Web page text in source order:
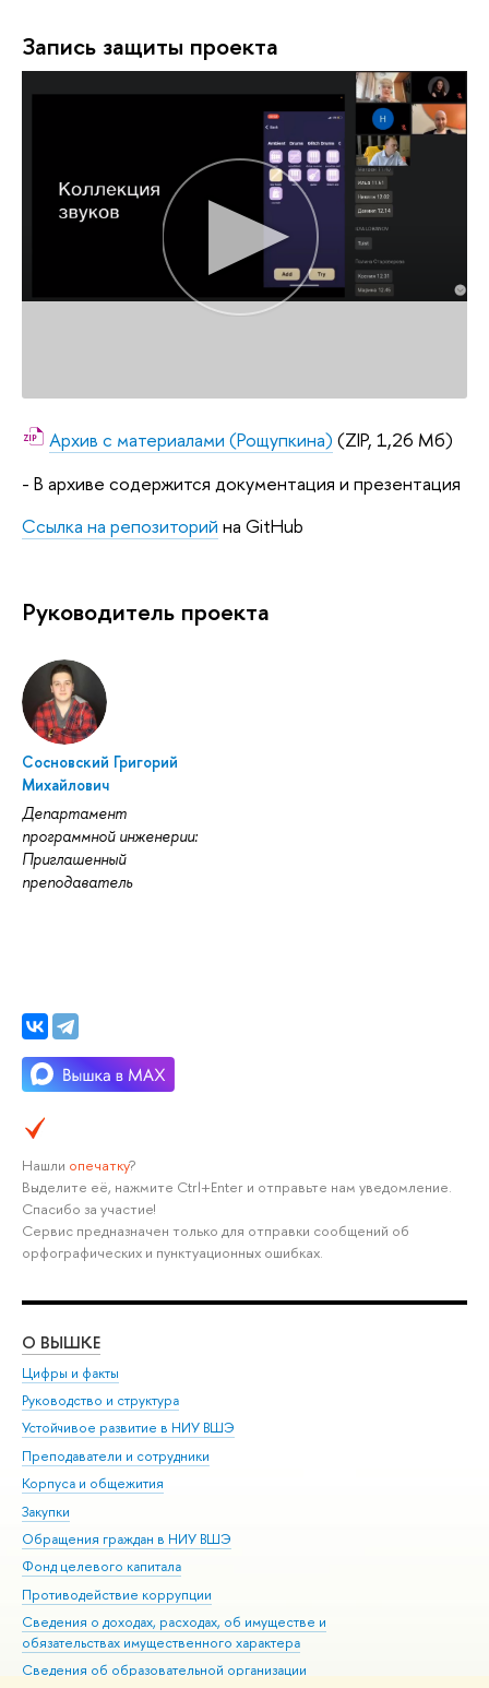
Запись защиты проекта
Архив с материалами (Рощупкина) (ZIP, 1,26 Мб)
- В архиве содержится документация и презентация
Ссылка на репозиторий на GitHub
Руководитель проекта
Сосновский Григорий
Михайлович
Департамент
программной инженерии:
Приглашенный
преподаватель
Нашли опечатку?
Выделите её, нажмите Ctrl+Enter и отправьте нам уведомление.
Спасибо за участие!
Сервис предназначен только для отправки сообщений об
орфографических и пунктуационных ошибках.
О ВЫШКЕ
Цифры и факты
Руководство и структура
Устойчивое развитие в НИУ ВШЭ
Преподаватели и сотрудники
Корпуса и общежития
Закупки
Обращения граждан в НИУ ВШЭ
Фонд целевого капитала
Противодействие коррупции
Сведения о доходах, расходах, об имуществе и
обязательствах имущественного характера
Сведения об образовательной организации